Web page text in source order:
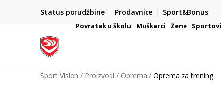
Status porudžbine Prodavnice Sport&Bonus
VAŽNO OBAVEŠTENJE ZA POTROŠAČE
Povratak u školu Muškarci Žene Sportovi
Sport Vision Proizvodi Oprema Oprema za trening